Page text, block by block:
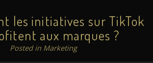
les initiatives sur TikTok
aux marques ?
Posted in Marketing